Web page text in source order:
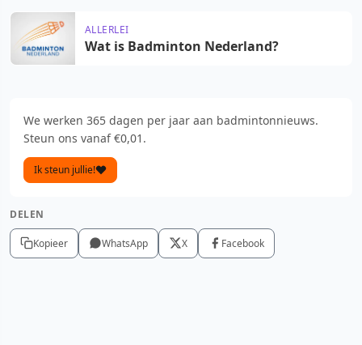
ALLERLEI
Wat is Badminton Nederland?
We werken 365 dagen per jaar aan badmintonnieuws.
Steun ons vanaf €0,01.
Ik steun jullie!
DELEN
Kopieer WhatsApp X Facebook